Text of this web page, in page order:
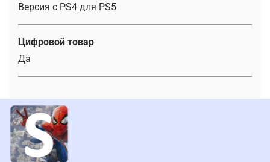
Версия с PS4 для PS5
Цифровой товар
Да